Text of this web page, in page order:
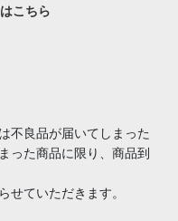
こちら
不良品が届いてしまった
った商品に限り、商品到
せていただきます。